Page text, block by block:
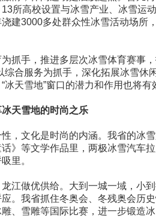
所高校设置与冰雪产业、冰雪运
建3000多处群众性冰雪活动场所
抓手，推进多层次冰雪体育赛事
综合服务为抓手，深化拓展冰雪
冰天雪地”窗口的潜力和作用也将有
天雪地的时尚之乐
，文化是时尚的内涵。我省的冰
》等文学作品里，两极冰雪汽车
里。
江做优供给。大到一城一域，小
。我省抓住冬奥会、冬残奥会历
、雪雕等国际比赛，进一步锻造